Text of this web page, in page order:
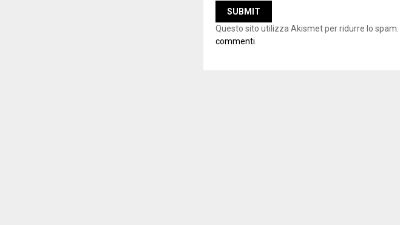
Questo sito utilizza Akismet per ridurre lo spam.
commenti.